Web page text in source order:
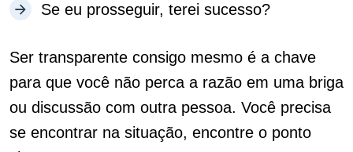
Se eu prosseguir, terei sucesso?
Ser transparente consigo mesmo é a chave
para que você não perca a razão em uma briga
ou discussão com outra pessoa. Você precisa
se encontrar na situação, encontre o ponto